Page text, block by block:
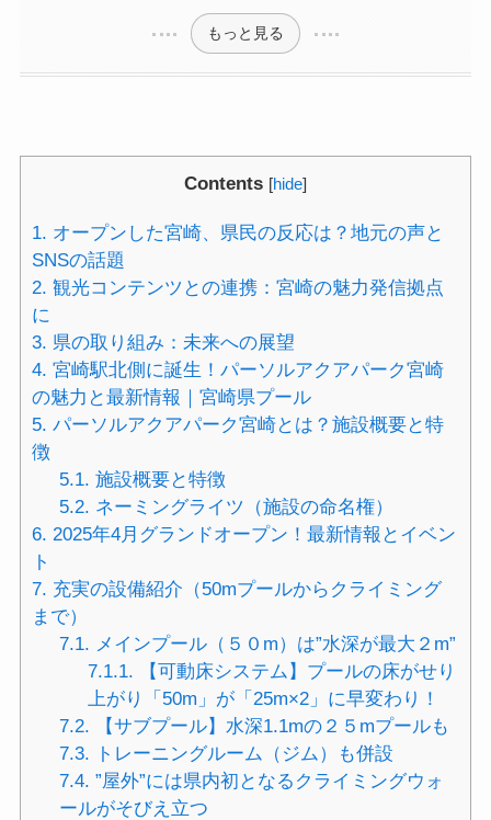
もっと見る
Contents [hide]
1. オープンした宮崎、県民の反応は？地元の声と
SNSの話題
2. 観光コンテンツとの連携：宮崎の魅力発信拠点
に
3. 県の取り組み：未来への展望
4. 宮崎駅北側に誕生！パーソルアクアパーク宮崎
の魅力と最新情報｜宮崎県プール
5. パーソルアクアパーク宮崎とは？施設概要と特
徴
5.1. 施設概要と特徴
5.2. ネーミングライツ（施設の命名権）
6. 2025年4月グランドオープン！最新情報とイベン
ト
7. 充実の設備紹介（50mプールからクライミング
まで）
7.1. メインプール（５０m）は”水深が最大２m”
7.1.1. 【可動床システム】プールの床がせり
上がり「50m」が「25m×2」に早変わり！
7.2. 【サブプール】水深1.1mの２５mプールも
7.3. トレーニングルーム（ジム）も併設
7.4. ”屋外”には県内初となるクライミングウォ
ールがそびえ立つ